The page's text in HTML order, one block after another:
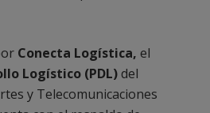
Conecta Logística, el
Logístico (PDL)del
y Telecomunicaciones